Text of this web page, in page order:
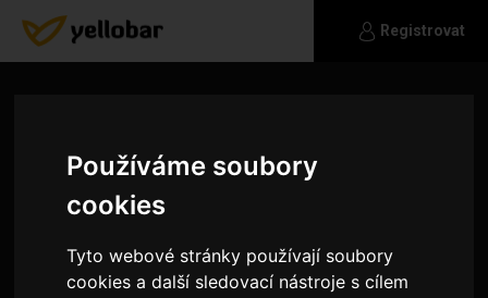
Používáme soubory
cookies
Tyto webové stránky používají soubory
cookies a další sledovací nástroje s cílem
Registrovat